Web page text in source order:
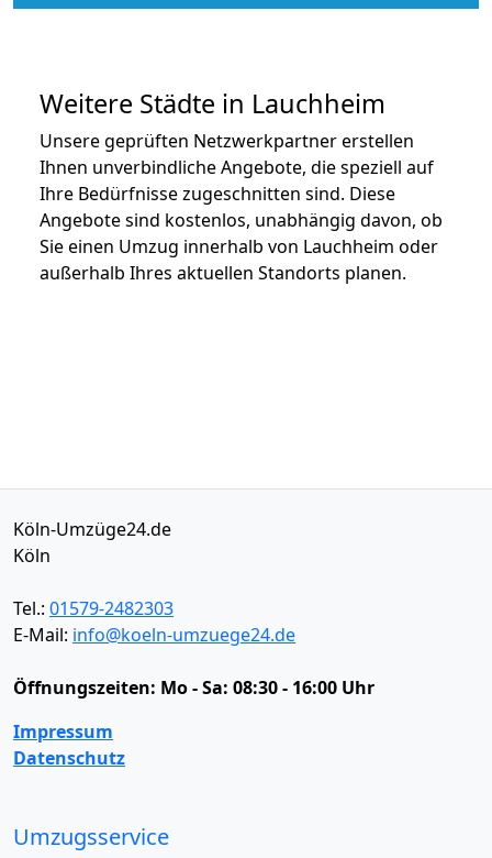
Weitere Städte in Lauchheim
Unsere geprüften Netzwerkpartner erstellen
Ihnen unverbindliche Angebote, die speziell auf
Ihre Bedürfnisse zugeschnitten sind. Diese
Angebote sind kostenlos, unabhängig davon, ob
Sie einen Umzug innerhalb von Lauchheim oder
außerhalb Ihres aktuellen Standorts planen.
Köln-Umzüge24.de
Köln
Tel.: 01579-2482303
E-Mail: info@koeln-umzuege24.de
Öffnungszeiten: Mo - Sa: 08:30 - 16:00 Uhr
Impressum
Datenschutz
Umzugsservice